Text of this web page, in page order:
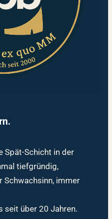
Spät-Schicht in der
tiefgründig,
immer
seit über 20 Jahren.